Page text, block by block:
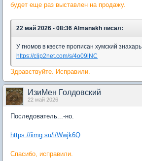
будет еще раз выставлен на продажу.
22 май 2026 - 08:36 Almanakh писал:
У гномов в квесте прописан хумский знахарь.
https://clip2net.com/s/4o09lNC
Здравствуйте. Исправили.
ИзиМен Голдовский
22 май 2026
Последователь...-но.
https://iimg.su/i/Wwjk6Q
Спасибо, исправили.